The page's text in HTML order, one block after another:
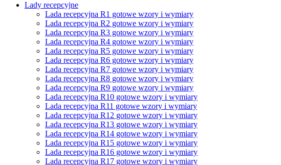
Lady recepcyjne
Lada recepcyjna R1 gotowe wzory i wymiary
Lada recepcyjna R2 gotowe wzory i wymiary
Lada recepcyjna R3 gotowe wzory i wymiary
Lada recepcyjna R4 gotowe wzory i wymiary
Lada recepcyjna R5 gotowe wzory i wymiary
Lada recepcyjna R6 gotowe wzory i wymiary
Lada recepcyjna R7 gotowe wzory i wymiary
Lada recepcyjna R8 gotowe wzory i wymiary
Lada recepcyjna R9 gotowe wzory i wymiary
Lada recepcyjna R10 gotowe wzory i wymiary
Lada recepcyjna R11 gotowe wzory i wymiary
Lada recepcyjna R12 gotowe wzory i wymiary
Lada recepcyjna R13 gotowe wzory i wymiary
Lada recepcyjna R14 gotowe wzory i wymiary
Lada recepcyjna R15 gotowe wzory i wymiary
Lada recepcyjna R16 gotowe wzory i wymiary
Lada recepcyjna R17 gotowe wzory i wymiary